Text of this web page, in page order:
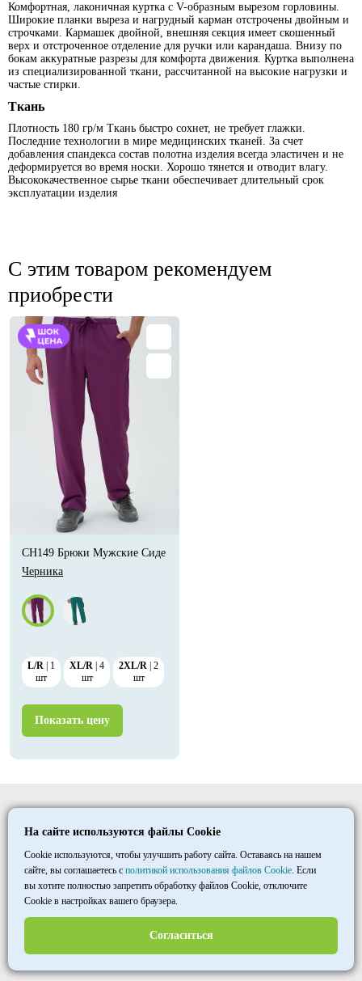
Комфортная, лаконичная куртка с V-образным вырезом горловины.
Широкие планки выреза и нагрудный карман отстрочены двойным и
строчками. Кармашек двойной, внешняя секция имеет скошенный
верх и отстроченное отделение для ручки или карандаша. Внизу по
бокам аккуратные разрезы для комфорта движения. Куртка выполнена
из специализированной ткани, рассчитанной на высокие нагрузки и
частые стирки.
Ткань
Плотность 180 гр/м Ткань быстро сохнет, не требует глажки.
Последние технологии в мире медицинских тканей. За счет
добавления спандекса состав полотна изделия всегда эластичен и не
деформируется во время носки. Хорошо тянется и отводит влагу.
Высококачественное сырье ткани обеспечивает длительный срок
эксплуатации изделия
С этим товаром рекомендуем
приобрести
CH149 Брюки Мужские Сиде
Черника
L/R
1
шт
XL/R 4
шт
2XL/R 2
шт
Показать цену
©1997- 2026
ООО «ТД «МАКСИМУМ»
+7 8452 33 86 03
пн–пт 7:00-15:30 МСК
opt@halatmed.ru
Пользовательское соглашение
На сайте используются файлы Cookie
Cookie используются, чтобы улучшить работу сайта. Оставаясь на нашем
сайте, вы соглашаетесь с политикой использования файлов Cookie. Если
вы хотите полностью запретить обработку файлов Cookie, отключите
Cookie в настройках вашего браузера.
Согласиться